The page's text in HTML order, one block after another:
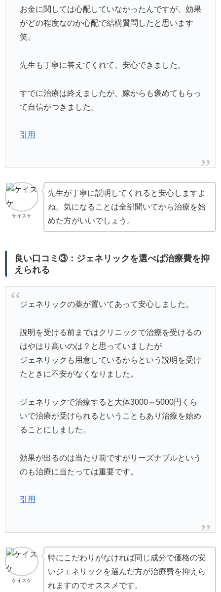
お金に関しては心配していなかったんですが、効果
がどの程度なのか心配で結構質問したと思います
笑。
先生も丁寧に答えてくれて、安心できました。
すでに治療は終えましたが、嫁からも褒めてもらっ
て自信がつきました。
引用
ケイスケ
先生が丁寧に説明してくれると安心しますよ
ね。気になることは全部聞いてから治療を始
めた方がいいでしょう。
良い口コミ③：ジェネリックを選べば治療費を抑
えられる
ジェネリックの薬が置いてあって安心しました。
説明を受ける前まではクリニックで治療を受けるの
はやはり高いのは？と思っていましたが
ジェネリックも用意しているからという説明を受け
たときに不安がなくなりました。
ジェネリックで治療すると大体3000～5000円くら
いで治療が受けられるということもあり治療を始め
ることにしました。
効果が出るのは当たり前ですがリーズナブルという
のも治療に当たっては重要です。
引用
ケイスケ
特にこだわりがなければ同じ成分で価格の安
いジェネリックを選んだ方が治療費を抑えら
れますのでオススメです。